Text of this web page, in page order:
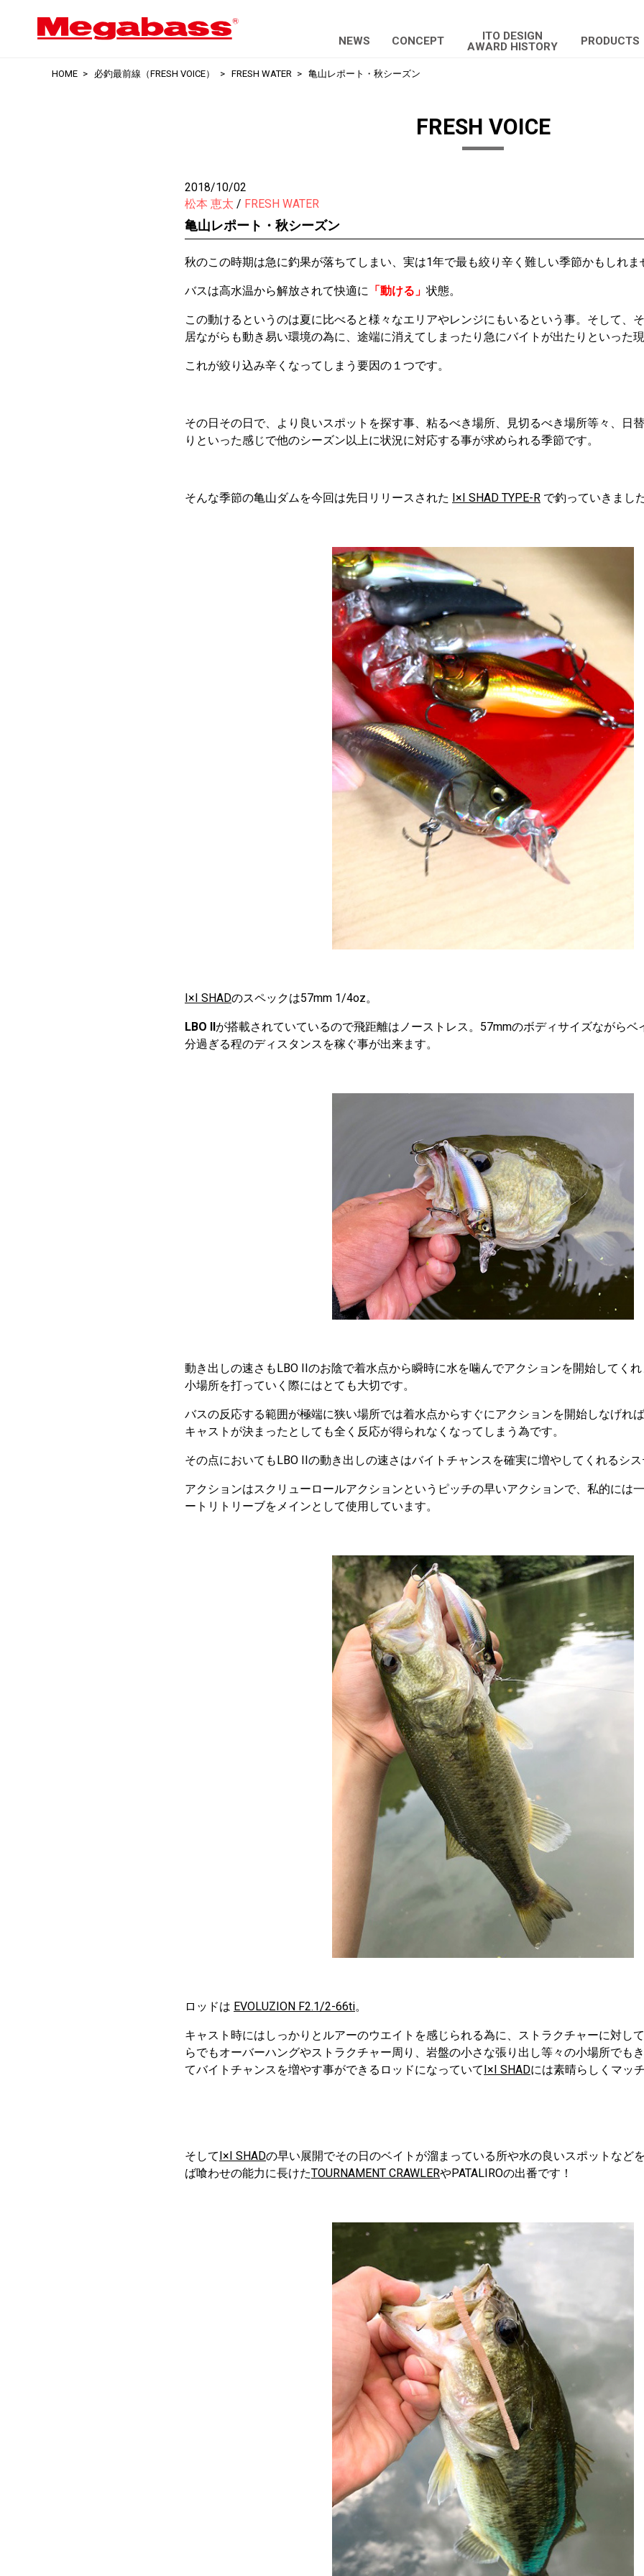
NEWS CONCEPT
ITO DESIGN
AWARD HISTORY
PRODUCTS
HOME 必釣最前線（FRESH VOICE） FRESH WATER 亀山レポート・秋シーズン
FRESH VOICE
2018/10/02
松本 恵太
FRESH WATER
亀山レポート・秋シーズン
秋のこの時期は急に釣果が落ちてしまい、実は1年で最も絞り辛く難しい季節かもしれま
バスは高水温から解放されて快適に 「動ける」 状態。
この動けるというのは夏に比べると様々なエリアやレンジにもいるという事。そして、
居ながらも動き易い環境の為に、途端に消えてしまったり急にバイトが出たりといった
これが絞り込み辛くなってしまう要因の１つです。
その日その日で、より良いスポットを探す事、粘るべき場所、見切るべき場所等々、日
りといった感じで他のシーズン以上に状況に対応する事が求められる季節です。
そんな季節の亀山ダムを今回は先日リリースされた I×I SHAD TYPE-R で釣っていきまし
I×I SHADのスペックは57mm 1/4oz。
LBO IIが搭載されていているので飛距離はノーストレス。57mmのボディサイズながらベ
分過ぎる程のディスタンスを稼ぐ事が出来ます。
動き出しの速さもLBO IIのお陰で着水点から瞬時に水を噛んでアクションを開始してく
小場所を打っていく際にはとても大切です。
バスの反応する範囲が極端に狭い場所では着水点からすぐにアクションを開始しなげれ
キャストが決まったとしても全く反応が得られなくなってしまう為です。
その点においてもLBO IIの動き出しの速さはバイトチャンスを確実に増やしてくれるシス
アクションはスクリューロールアクションというピッチの早いアクションで、私的には
ートリトリーブをメインとして使用しています。
ロッドは EVOLUZION F2.1/2-66ti。
キャスト時にはしっかりとルアーのウエイトを感じられる為に、ストラクチャーに対し
らでもオーバーハングやストラクチャー周り、岩盤の小さな張り出し等々の小場所でも
てバイトチャンスを増やす事ができるロッドになっていてI×I SHADには素晴らしくマッ
そしてI×I SHADの早い展開でその日のベイトが溜まっている所や水の良いスポットなど
ば喰わせの能力に長けたTOURNAMENT CRAWLERやPATALIROの出番です！